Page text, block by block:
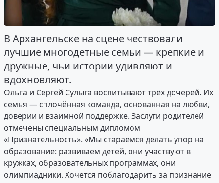
В Архангельске на сцене чествовали
лучшие многодетные семьи — крепкие и
дружные, чьи истории удивляют и
вдохновляют.
Ольга и Сергей Сулыга воспитывают трёх дочерей. Их
семья — сплочённая команда, основанная на любви,
доверии и взаимной поддержке. Заслуги родителей
отмечены специальным дипломом
«Признательность». «Мы стараемся делать упор на
образование: развиваем детей, они участвуют в
кружках, образовательных программах, они
олимпиадники. Хочется поблагодарить за признание